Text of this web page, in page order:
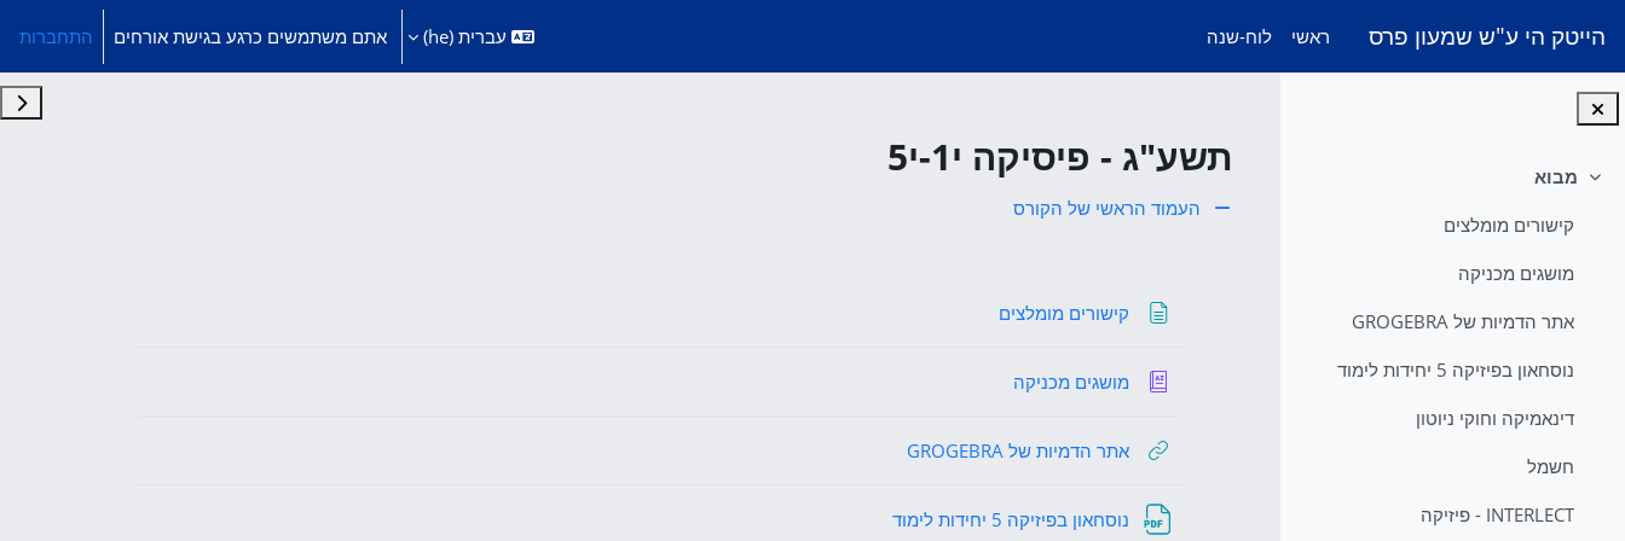
הייטק הי ע"ש שמעון פרס ראשי לוח-שנה עברית ‎(he)‎ אתם משתמשים כרגע בגישת אורחים התחברות
צמצום
מבוא
קישורים מומלצים
מושגים מכניקה
אתר הדמיות של GROGEBRA
נוסחאון בפיזיקה 5 יחידות לימוד
דינאמיקה וחוקי ניוטון
חשמל
INTERLECT - פיזיקה
תשע"ג - פיסיקה י1-י5
העמוד הראשי של הקורס
קישורים מומלצים
מושגים מכניקה
אתר הדמיות של GROGEBRA
נוסחאון בפיזיקה 5 יחידות לימוד